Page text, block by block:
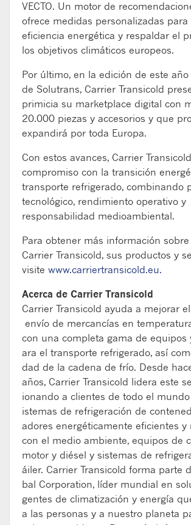
VECTO. Un motor de
ofrece medidas personalizadas
eficiencia energética y respaldar el
los objetivos climáticos europeos.
Por último, en la edición de este año
de Solutrans, Carrier Transicold
primicia su marketplace digital con
20.000 piezas y accesorios y que
expandirá por toda Europa.
Con estos avances, Carrier Transicold
compromiso con la transición
transporte refrigerado, combinando
tecnológico, rendimiento operativo y
responsabilidad medioambiental.
Para obtener más información sobre
Carrier Transicold, sus productos y
visite www.carriertransicold.eu.
Acerca de Carrier Transicold
Carrier Transicold ayuda a mejorar el
envío de mercancías en
con una completa gama de equipos
ara el transporte refrigerado, así
dad de la cadena de frío. Desde
años, Carrier Transicold lidera este
ionando a clientes de todo el mundo
istemas de refrigeración de
adores energéticamente eficientes y
con el medio ambiente, equipos de
motor y diésel y sistemas de
áiler. Carrier Transicold forma parte
bal Corporation, líder mundial en
gentes de climatización y energía
a las personas y a nuestro planeta